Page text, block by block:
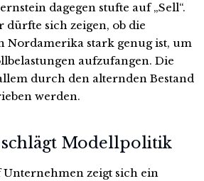
dagegen stufte auf „Sell“.
dürfte sich zeigen, ob die
Nordamerika stark genug ist, um
aufzufangen. Die
durch den alternden Bestand
werden.
Modellpolitik
zeigt sich ein